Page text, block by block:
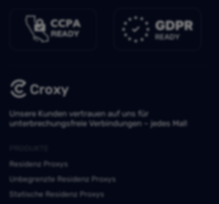
Unsere Kunden vertrauen auf uns für
unterbrechungsfreie Verbindungen – jedes Mal!
Residenz Proxys
Unbegrenzte Residenz Proxys
Statische Residenz Proxys